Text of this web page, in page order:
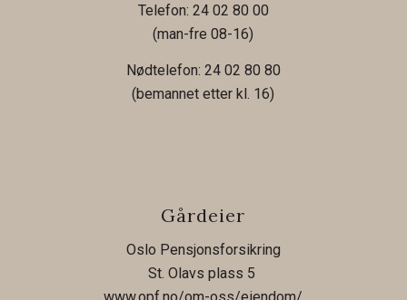
Telefon: 24 02 80 00
(man-fre 08-16)
Nødtelefon: 24 02 80 80
(bemannet etter kl. 16)
Gårdeier
Oslo Pensjonsforsikring
St. Olavs plass 5